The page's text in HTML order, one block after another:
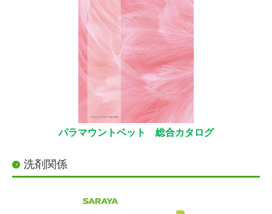
パラマウントベット 総合カタログ
洗剤関係